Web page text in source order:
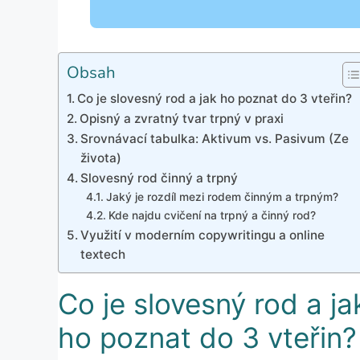
Obsah
Co je slovesný rod a jak ho poznat do 3 vteřin?
Opisný a zvratný tvar trpný v praxi
Srovnávací tabulka: Aktivum vs. Pasivum (Ze
života)
Slovesný rod činný a trpný
Jaký je rozdíl mezi rodem činným a trpným?
Kde najdu cvičení na trpný a činný rod?
Využití v moderním copywritingu a online
textech
Co je slovesný rod a
ho poznat do 3 vteřin?